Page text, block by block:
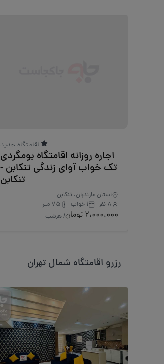
اقامتگاه جدید
اجاره روزانه اقامتگاه بومگردی
تک خواب آوای زندگی تنکابن -
تنکابن
استان مازندران، تنکابن
8 نفر
1 خواب 75 متر
2،000،000 تومان / هرشب
رزرو اقامتگاه شمال تهران